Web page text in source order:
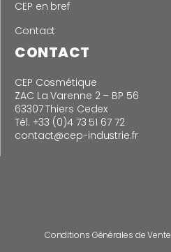
CEP en bref
Contact
CONTACT
CEP Cosmétique
ZAC La Varenne 2 – BP 56
63307 Thiers Cedex
Tél. +33 (0)4 73 51 67 72
contact@cep-industrie.fr
Conditions Générales de Vente